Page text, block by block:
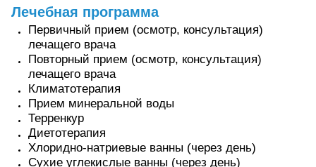
Лечебная программа
Первичный прием (осмотр, консультация)
лечащего врача
Повторный прием (осмотр, консультация)
лечащего врача
Климатотерапия
Прием минеральной воды
Терренкур
Диетотерапия
Хлоридно-натриевые ванны (через день)
Сухие углекислые ванны (через день)